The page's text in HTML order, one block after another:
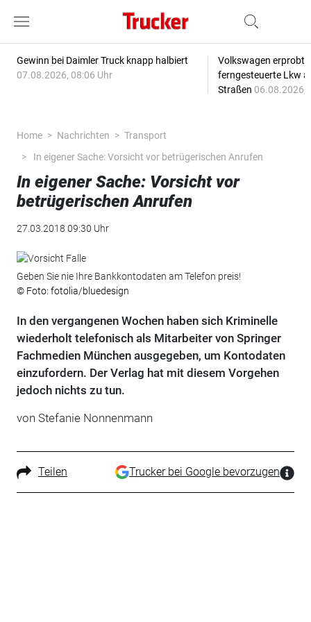
Gewinn bei Daimler Truck knapp halbiert
07.08.2026, 08:06 Uhr
Volkswagen erprobt
ferngesteuerte Lkw
Straßen 06.08.2026,
Home Nachrichten
Transport
In eigener Sache: Vorsicht vor betrügerischen Anrufen
In eigener Sache: Vorsicht vor
betrügerischen Anrufen
27.03.2018 09:30 Uhr
Geben Sie nie Ihre Bankkontodaten am Telefon preis!
© Foto: fotolia/bluedesign
In den vergangenen Wochen haben sich Kriminelle
wiederholt telefonisch als Mitarbeiter von Springer
Fachmedien München ausgegeben, um Kontodaten
einzufordern. Der Verlag hat mit diesem Vorgehen
jedoch nichts zu tun.
von Stefanie Nonnenmann
Teilen Trucker bei Google bevorzugen